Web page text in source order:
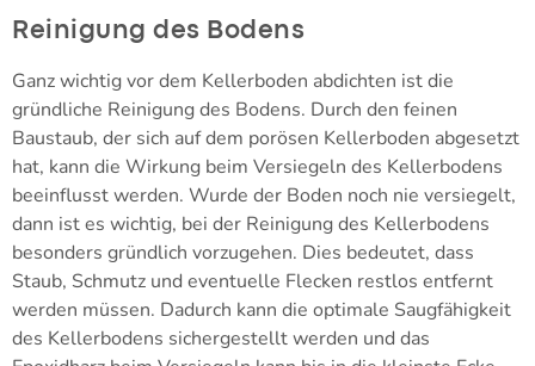
Reinigung des Bodens
Ganz wichtig vor dem Kellerboden abdichten ist die
gründliche Reinigung des Bodens. Durch den feinen
Baustaub, der sich auf dem porösen Kellerboden abgesetzt
hat, kann die Wirkung beim Versiegeln des Kellerbodens
beeinflusst werden. Wurde der Boden noch nie versiegelt,
dann ist es wichtig, bei der Reinigung des Kellerbodens
besonders gründlich vorzugehen. Dies bedeutet, dass
Staub, Schmutz und eventuelle Flecken restlos entfernt
werden müssen. Dadurch kann die optimale Saugfähigkeit
des Kellerbodens sichergestellt werden und das